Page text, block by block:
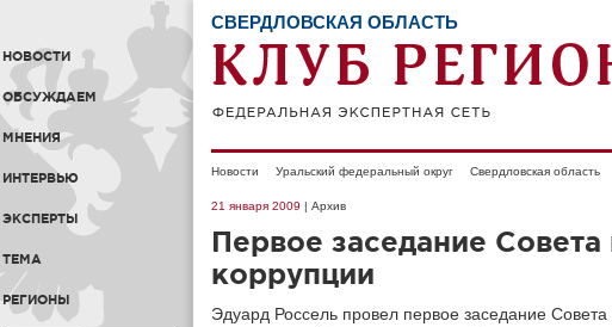
НОВОСТИ
ОБСУЖДАЕМ
МНЕНИЯ
ИНТЕРВЬЮ
ЭКСПЕРТЫ
ТЕМА
РЕГИОНЫ
СВЕРДЛОВСКАЯ ОБЛАСТЬ
Новости Уральский федеральный округ Свердловская область
21 января 2009 | Архив
Первое заседание
коррупции
Эдуард Россель провел первое заседание